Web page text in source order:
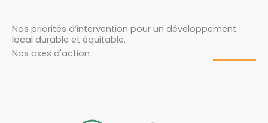
Nos priorités d’intervention pour un développement
local durable et équitable.
Nos axes d'action